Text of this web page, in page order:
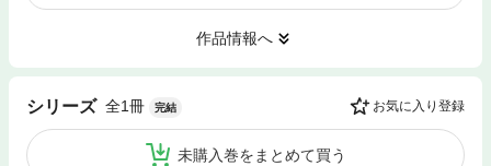
作品情報へ
シリーズ 全1冊 完結 お気に入り登録
未購入巻をまとめて買う